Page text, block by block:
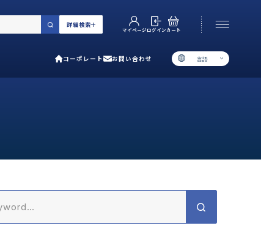
詳細検索
マイページログインカート
コーポレート お問い合わせ 言語
ぶ
ド